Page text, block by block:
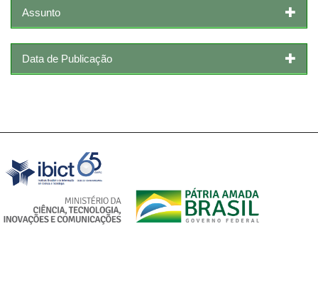
Assunto
Data de Publicação